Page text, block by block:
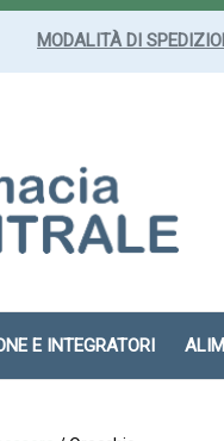
MODALITÀ DI
E INTEGRATORI